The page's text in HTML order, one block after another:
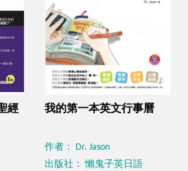
經 我的第一本英文行事曆
作者： Dr. Jason
出版社： 懶鬼子英日語